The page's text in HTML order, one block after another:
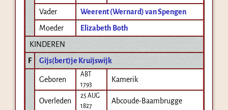
Vader
Weerent (Wernard) van Spengen
Moeder
Elizabeth Both
KINDEREN
F
Gijs(bert)je Kruijswijk
Geboren
ABT
1793
Kamerik
Overleden
25 AUG
1827
Abcoude-Baambrugge